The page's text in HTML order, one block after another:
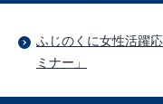
ふじのくに女性活躍
ミナー」